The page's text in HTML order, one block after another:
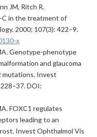
JM, Ritch R.
C in the treatment of
2000; 107(3): 422–9.
x
Genotype-phenotype
and glaucoma
mutations. Invest
DOI:
FOXC1 regulates
leading to an
Invest Ophthalmol Vis